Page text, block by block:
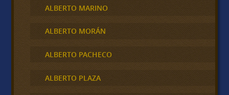
ALBERTO MARINO
ALBERTO MORÁN
ALBERTO PACHECO
ALBERTO PLAZA